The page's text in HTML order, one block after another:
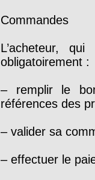
Commandes
L’acheteur,
obligatoirement :
– remplir le
références des
– valider sa
– effectuer le